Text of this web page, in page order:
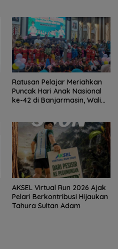
Ratusan Pelajar Meriahkan
Puncak Hari Anak Nasional
ke-42 di Banjarmasin, Wali
AKSEL Virtual Run 2026 Ajak
Pelari Berkontribusi Hijaukan
Tahura Sultan Adam